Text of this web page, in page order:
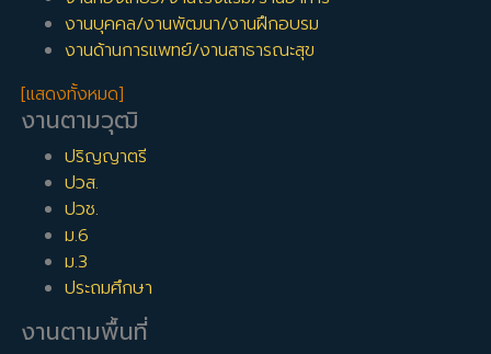
งานบุคคล/งานพัฒนา/งานฝึกอบรม
งานด้านการแพทย์/งานสาธารณะสุข
[แสดงทั้งหมด]
งานตามวุฒิ
ปริญญาตรี
ปวส.
ปวช.
ม.6
ม.3
ประถมศึกษา
งานตามพื้นที่